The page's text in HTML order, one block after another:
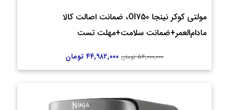
مولتی کوکر نینجا Ol750، ضمانت اصالت کالا
مادام‌العمر+ضمانت سلامت+مهلت تست
۵۴,۰۰۰,۰۰۰ تومان ۴۴,۹۸۲,۰۰۰ تومان